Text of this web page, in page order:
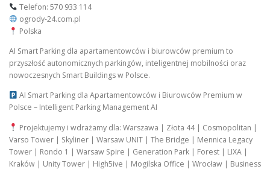
Telefon: 570 933 114
ogrody-24.com.pl
Polska
AI Smart Parking dla apartamentowców i biurowców premium to
przyszłość autonomicznych parkingów, inteligentnej mobilności oraz
nowoczesnych Smart Buildings w Polsce.
AI Smart Parking dla Apartamentowców i Biurowców Premium w
Polsce – Intelligent Parking Management AI
Projektujemy i wdrażamy dla: Warszawa | Złota 44 | Cosmopolitan |
Varso Tower | Skyliner | Warsaw UNIT | The Bridge | Mennica Legacy
Tower | Rondo 1 | Warsaw Spire | Generation Park | Forest | LIXA |
Kraków | Unity Tower | High5ive | Mogilska Office | Wrocław | Business